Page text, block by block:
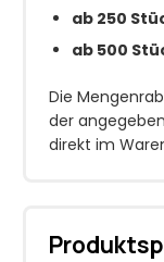
ab 250
ab 500
Die
der
direkt im